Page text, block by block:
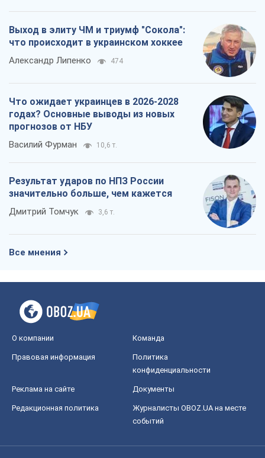
Выход в элиту ЧМ и триумф "Сокола":
что происходит в украинском хоккее
Александр Липенко 474
Что ожидает украинцев в 2026-2028
годах? Основные выводы из новых
прогнозов от НБУ
Василий Фурман 10,6 т.
Результат ударов по НПЗ России
значительно больше, чем кажется
Дмитрий Томчук 3,6 т.
Все мнения
О компании Команда
Правовая информация
Политика
конфиденциальности
Реклама на сайте Документы
Редакционная политика
Журналисты OBOZ.UA на месте
событий